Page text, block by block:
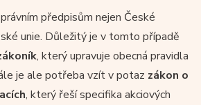
předpisům nejen České
unie. Důležitý je v tomto případě
, který upravuje obecná pravidla
je ale potřeba vzít v potaz zákon o
, který řeší specifika akciových